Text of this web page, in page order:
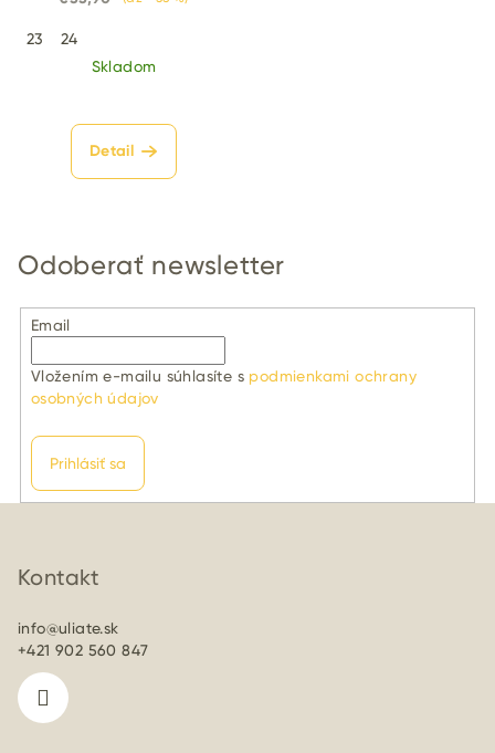
23
24
Skladom
Detail
Odoberať newsletter
Email
Vložením e-mailu súhlasíte s podmienkami ochrany
osobných údajov
Prihlásiť sa
Kontakt
info@uliate.sk
+421 902 560 847